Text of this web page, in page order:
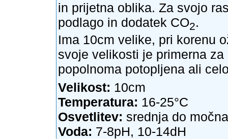
in prijetna oblika. Za svojo
podlago in dodatek CO2.
Ima 10cm velike, pri korenu
svoje velikosti je primerna
popolnoma potopljena ali
Velikost: 10cm
Temperatura: 16-25°C
Osvetlitev: srednja do močna
Voda: 7-8pH, 10-14dH